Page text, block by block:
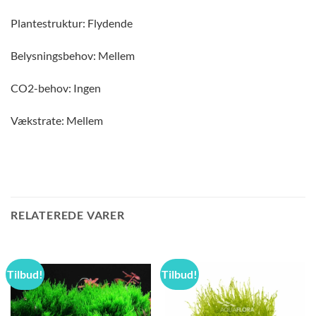
Plantestruktur: Flydende
Belysningsbehov: Mellem
CO2-behov: Ingen
Vækstrate: Mellem
RELATEREDE VARER
Tilbud! Tilbud!